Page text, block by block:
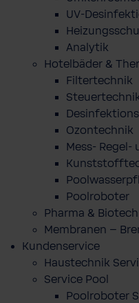
UV-
Analytik
Hotelbäder &
Filtertechnik
Ozontechnik
Mess- Regel-
Poolroboter
Pharma & Biotech
Membranen –
Kundenservice
Haustechnik
Service Pool
Poolroboter